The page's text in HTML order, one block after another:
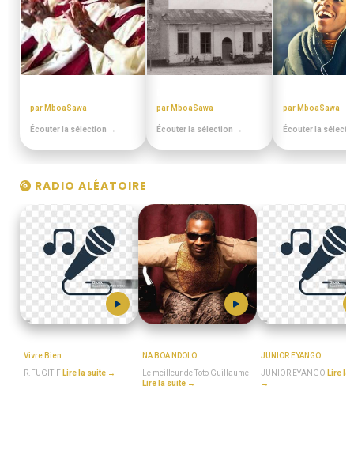
par MboaSawa
Écouter la sélection →
par MboaSawa
Écouter la sélection →
par MboaSawa
Écouter la
RADIO ALÉATOIRE
Vivre Bien
R.FUGITIF Lire la suite →
NA BOA NDOLO
Le meilleur de Toto Guillaume
Lire la suite →
JUNIOR EYANGO
JUNIOR EYANGO Lire la
→